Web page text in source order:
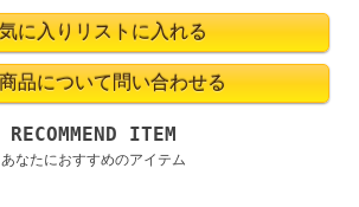
RECOMMEND ITEM
あなたにおすすめのアイテム